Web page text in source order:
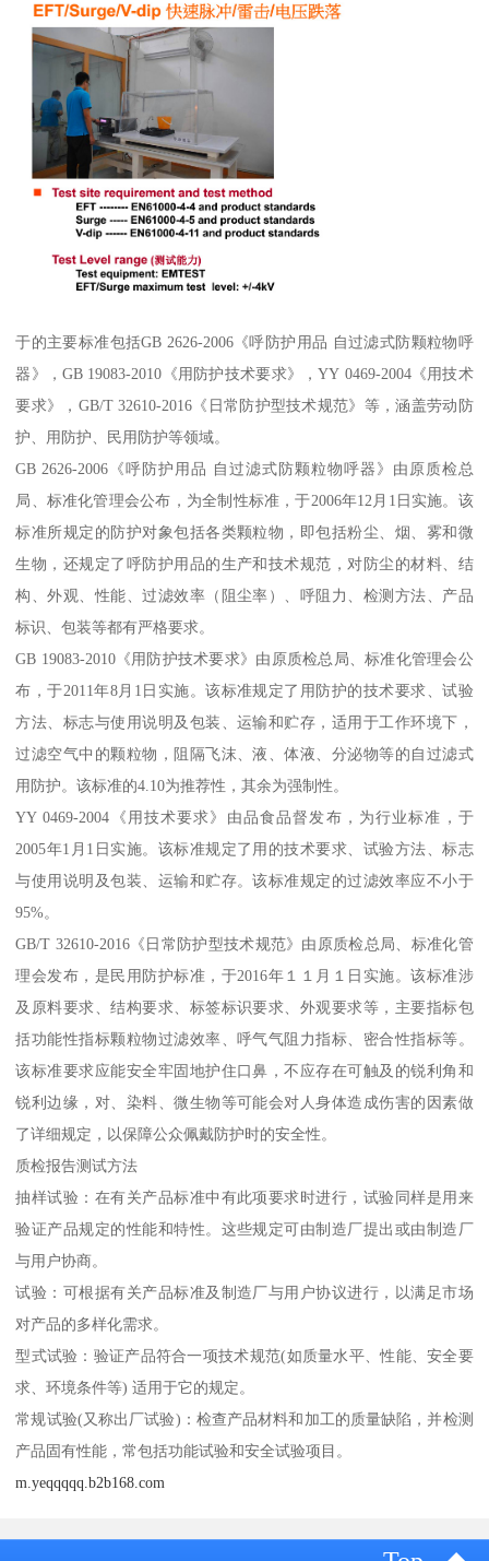
于的主要标准包括GB 2626-2006《呼防护用品 自过滤式防颗粒物呼
器》，GB 19083-2010《用防护技术要求》，YY 0469-2004《用技术
要求》，GB/T 32610-2016《日常防护型技术规范》等，涵盖劳动防
护、用防护、民用防护等领域。
GB 2626-2006《呼防护用品 自过滤式防颗粒物呼器》由原质检总
局、标准化管理会公布，为全制性标准，于2006年12月1日实施。该
标准所规定的防护对象包括各类颗粒物，即包括粉尘、烟、雾和微
生物，还规定了呼防护用品的生产和技术规范，对防尘的材料、结
构、外观、性能、过滤效率（阻尘率）、呼阻力、检测方法、产品
标识、包装等都有严格要求。
GB 19083-2010《用防护技术要求》由原质检总局、标准化管理会公
布，于2011年8月1日实施。该标准规定了用防护的技术要求、试验
方法、标志与使用说明及包装、运输和贮存，适用于工作环境下，
过滤空气中的颗粒物，阻隔飞沫、液、体液、分泌物等的自过滤式
用防护。该标准的4.10为推荐性，其余为强制性。
YY 0469-2004《用技术要求》由品食品督发布，为行业标准，于
2005年1月1日实施。该标准规定了用的技术要求、试验方法、标志
与使用说明及包装、运输和贮存。该标准规定的过滤效率应不小于
95%。
GB/T 32610-2016《日常防护型技术规范》由原质检总局、标准化管
理会发布，是民用防护标准，于2016年１１月１日实施。该标准涉
及原料要求、结构要求、标签标识要求、外观要求等，主要指标包
括功能性指标颗粒物过滤效率、呼气气阻力指标、密合性指标等。
该标准要求应能安全牢固地护住口鼻，不应存在可触及的锐利角和
锐利边缘，对、染料、微生物等可能会对人身体造成伤害的因素做
了详细规定，以保障公众佩戴防护时的安全性。
质检报告测试方法
抽样试验：在有关产品标准中有此项要求时进行，试验同样是用来
验证产品规定的性能和特性。这些规定可由制造厂提出或由制造厂
与用户协商。
试验：可根据有关产品标准及制造厂与用户协议进行，以满足市场
对产品的多样化需求。
型式试验：验证产品符合一项技术规范(如质量水平、性能、安全要
求、环境条件等) 适用于它的规定。
常规试验(又称出厂试验)：检查产品材料和加工的质量缺陷，并检测
产品固有性能，常包括功能试验和安全试验项目。
m.yeqqqqq.b2b168.com